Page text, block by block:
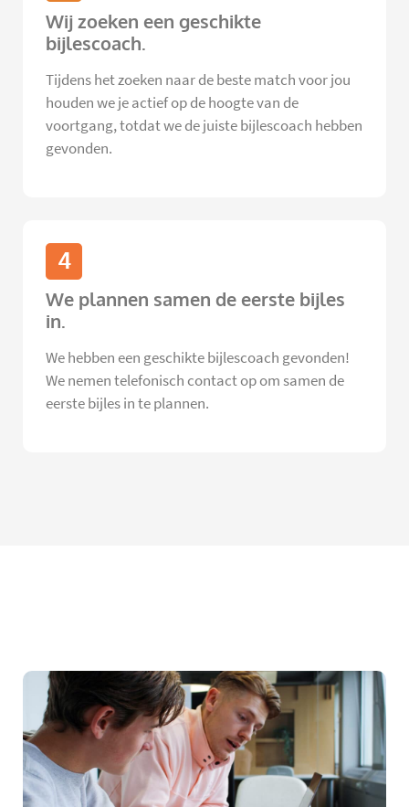
Wij zoeken een geschikte
bijlescoach.
Tijdens het zoeken naar de beste match voor jou
houden we je actief op de hoogte van de
voortgang, totdat we de juiste bijlescoach hebben
gevonden.
4
We plannen samen de eerste bijles
in.
We hebben een geschikte bijlescoach gevonden!
We nemen telefonisch contact op om samen de
eerste bijles in te plannen.